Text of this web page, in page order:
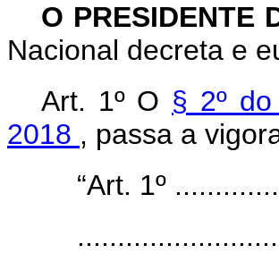
O PRESIDENTE
Nacional decreta e
Art. 1º O § 2º
2018 , passa a
“Art. 1º